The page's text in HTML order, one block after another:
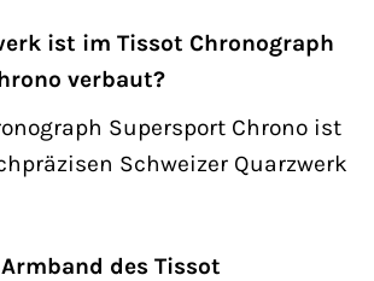
ist im Tissot Chronograph
verbaut?
Supersport Chrono ist
Schweizer Quarzwerk
des Tissot